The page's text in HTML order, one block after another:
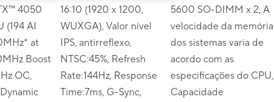
4050
(194 AI
at
Boost
OC,
16:10 (1920 x 1200,
WUXGA), Valor nível
IPS, antirreflexo,
NTSC:45%, Refresh
Rate:144Hz, Response
Time:7ms, G-Sync,
5600 SO-DIMM x 2, A
velocidade da memória
dos sistemas varia de
acordo com as
especificações do CPU,
Capacidade